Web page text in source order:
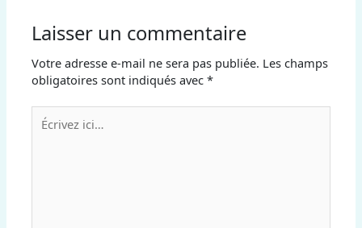
Laisser un commentaire
Votre adresse e-mail ne sera pas publiée. Les champs
obligatoires sont indiqués avec*
Écrivez
ici…